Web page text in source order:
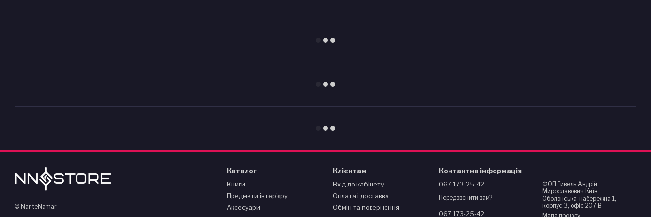
© NanteNamar
Каталог
Книги
Предмети інтерʼєру
Аксесуари
Клієнтам
Вхід до кабінету
Оплата і доставка
Обмін та повернення
Контактна інформація
067 173-25-42
Передзвонити вам?
067 173-25-42
ФОП Гивель Андрій
Мирославович Київ,
Оболонська-набережна 1,
корпус 3, офіс 207 В
Мапа проїзду